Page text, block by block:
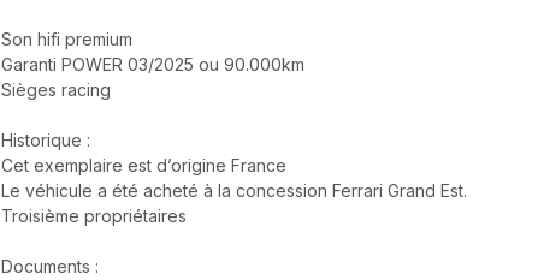
Son hifi premium
Garanti POWER 03/2025 ou 90.000km
Sièges racing
Historique :
Cet exemplaire est d’origine France
Le véhicule a été acheté à la concession Ferrari Grand Est.
Troisième propriétaires
Documents :